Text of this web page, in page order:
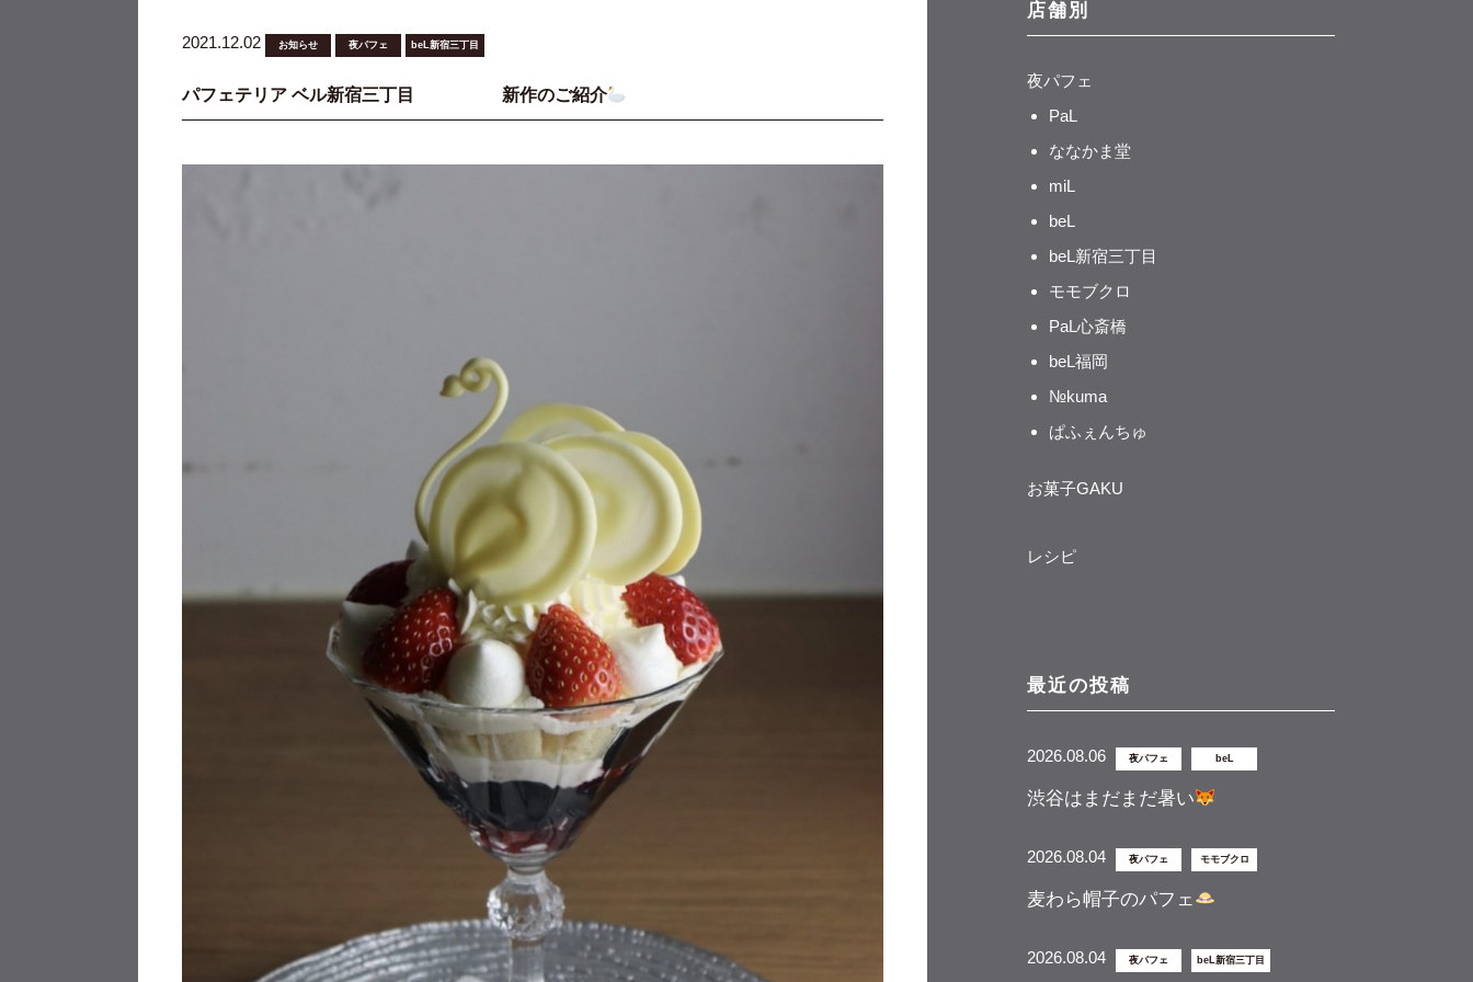
2021.12.02 お知らせ 夜パフェ beL新宿三丁目
パフェテリア ベル新宿三丁目 新作のご紹介
店舗別
夜パフェ
PaL
ななかま堂
miL
beL
beL新宿三丁目
モモブクロ
PaL心斎橋
beL福岡
№kuma
ぱふぇんちゅ
お菓子GAKU
レシピ
最近の投稿
2026.08.06 夜パフェ beL
渋谷はまだまだ暑い
2026.08.04 夜パフェ モモブクロ
麦わら帽子のパフェ
2026.08.04 夜パフェ beL新宿三丁目